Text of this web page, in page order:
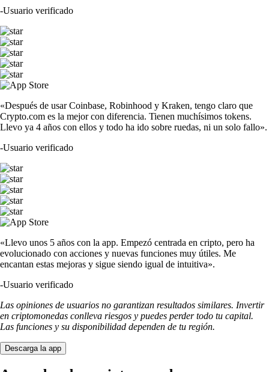
-Usuario verificado
«Después de usar Coinbase, Robinhood y Kraken, tengo claro que
Crypto.com es la mejor con diferencia. Tienen muchísimos tokens.
Llevo ya 4 años con ellos y todo ha ido sobre ruedas, ni un solo fallo».
-Usuario verificado
«Llevo unos 5 años con la app. Empezó centrada en cripto, pero ha
evolucionado con acciones y nuevas funciones muy útiles. Me
encantan estas mejoras y sigue siendo igual de intuitiva».
-Usuario verificado
Las opiniones de usuarios no garantizan resultados similares. Invertir
en criptomonedas conlleva riesgos y puedes perder todo tu capital.
Las funciones y su disponibilidad dependen de tu región.
Descarga la app